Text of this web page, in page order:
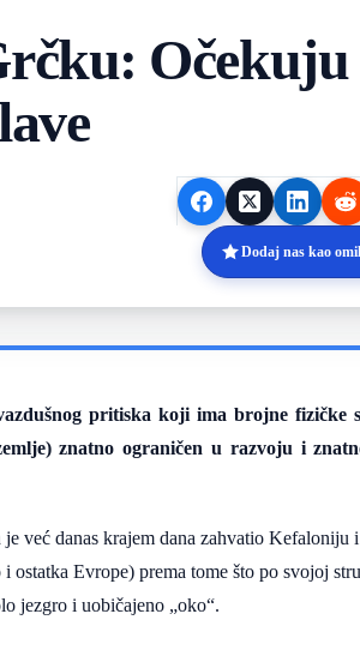
Očekuju
Dodaj nas kao
pritiska koji ima brojne fizičke
znatno ograničen u razvoju i
je već danas krajem dana zahvatio Kefaloniju
Evrope) prema tome što po svojoj
jezgro i uobičajeno „oko“.